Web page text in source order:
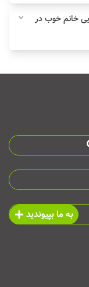
خانم خوب در
به ما بپیوندید